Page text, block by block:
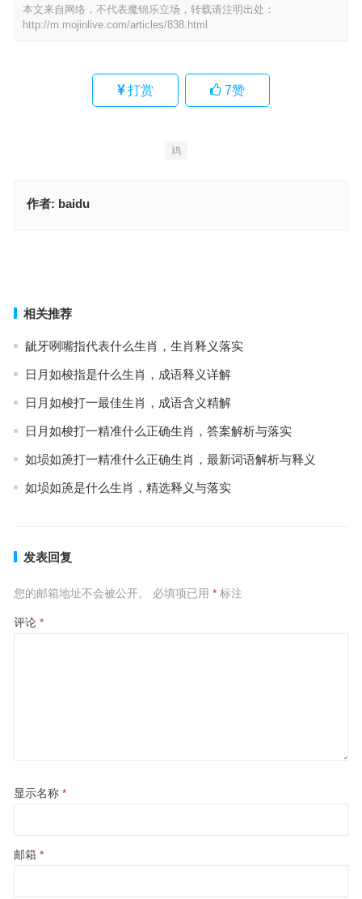
本文来自网络，不代表魔锦乐立场，转载请注明出处：
http://m.mojinlive.com/articles/838.html
打赏 7赞
鸡
作者: baidu
相关推荐
龇牙咧嘴指代表什么生肖，生肖释义落实
日月如梭指是什么生肖，成语释义详解
日月如梭打一最佳生肖，成语含义精解
日月如梭打一精准什么正确生肖，答案解析与落实
如埙如箎打一精准什么正确生肖，最新词语解析与释义
如埙如箎是什么生肖，精选释义与落实
发表回复
您的邮箱地址不会被公开。 必填项已用 *标注
评论 *
显示名称 *
邮箱 *